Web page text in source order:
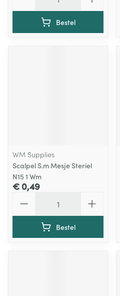
Bestel
WM Supplies
Scalpel S.m Mesje Steriel
N15 1 Wm
€ 0,49
Bestel